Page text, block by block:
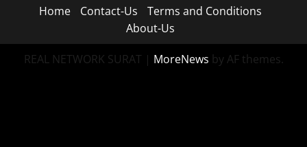
Home Contact-Us
Terms and Conditions
About-Us
REAL NETWORK SURAT | MoreNews by AF themes.